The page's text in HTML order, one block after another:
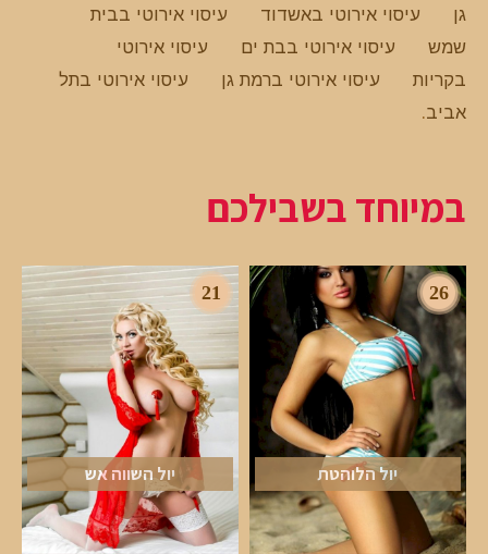
גן
עיסוי אירוטי באשדוד
עיסוי אירוטי בבית
שמש
עיסוי אירוטי בבת ים
עיסוי אירוטי
בקריות
עיסוי אירוטי ברמת גן
עיסוי אירוטי בתל
אביב.
במיוחד בשבילכם
26
יול הלוהטת
21
יול השווה אש